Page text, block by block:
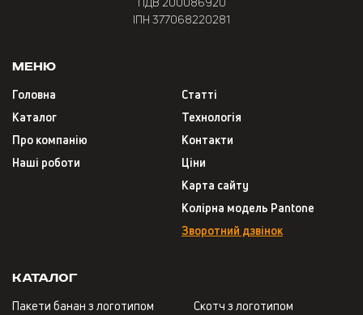
ІПН 377068220281
Меню
Головна
Каталог
Про компанію
Наші роботи
Статті
Технологія
Контакти
Ціни
Карта сайту
Колірна модель Pantone
Зворотний дзвінок
Каталог
Пакети банан з логотипом
Скотч з логотипом